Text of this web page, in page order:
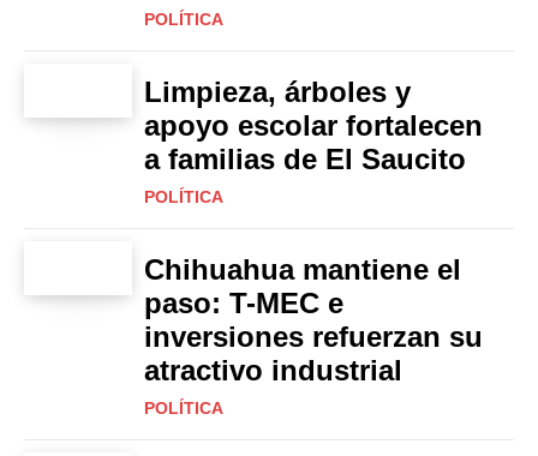
POLÍTICA
Limpieza, árboles y
apoyo escolar fortalecen
a familias de El Saucito
POLÍTICA
Chihuahua mantiene el
paso: T-MEC e
inversiones refuerzan su
atractivo industrial
POLÍTICA